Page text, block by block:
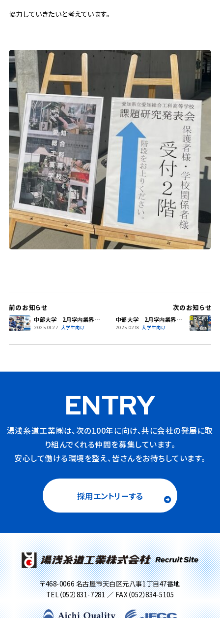
協力していきたいと考えています。
次のお知らせ
中部大学 2月学内業界セミ
ナーに参加しました＠湯浅糸
2025.02.18 大学生向け
前のお知らせ
中部大学 2月学内業界セミ
ナーに参加します＠湯浅糸
2025.01.27 大学生向け
ENTRY
湯浅糸道工業㈱は、次の100年に向け、共に会社の発展に取
り組んでくれる仲間を募集しています。
安心して働ける環境を整え、皆さんをお待ちしています。
採用エントリーする
〒468-0066 名古屋市天白区元八事1丁目47番地
TEL（052）831-7281 ／ FAX（052）834-5105